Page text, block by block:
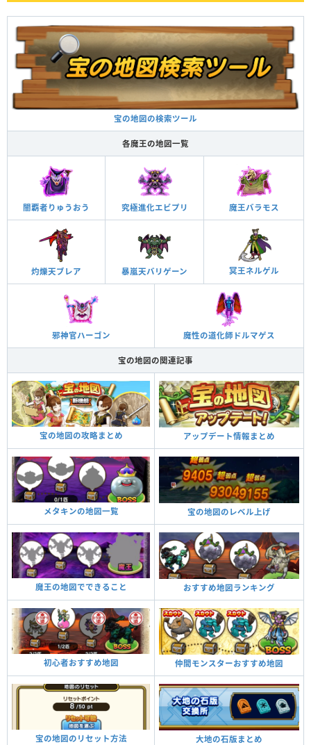
宝の地図の検索ツール
各魔王の地図一覧
闇覇者りゅうおう 究極進化エビプリ 魔王バラモス
灼爍天ブレア 暴嵐天バリゲーン 冥王ネルゲル
邪神官ハーゴン 魔性の道化師ドルマゲス
宝の地図の関連記事
宝の地図の攻略まとめ アップデート情報まとめ
メタキンの地図一覧 宝の地図のレベル上げ
魔王の地図でできること おすすめ地図ランキング
初心者おすすめ地図 仲間モンスターおすすめ地図
宝の地図のリセット方法 大地の石版まとめ